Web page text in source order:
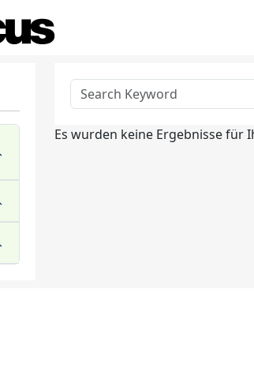
Es wurden keine Ergebnisse für